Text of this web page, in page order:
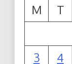
M
T
3
4